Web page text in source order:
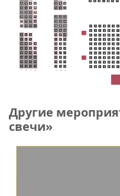
Другие
свечи»